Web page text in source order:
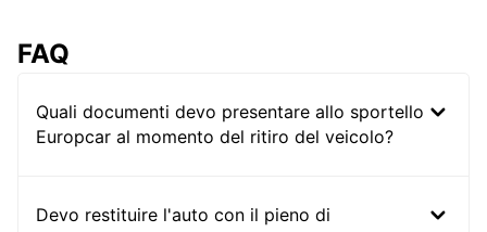
FAQ
Quali documenti devo presentare allo sportello
Europcar al momento del ritiro del veicolo?
Devo restituire l'auto con il pieno di